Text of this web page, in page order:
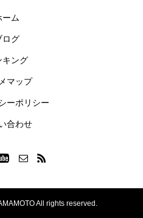
ーム
ログ
キング
マップ
ーポリシー
合わせ
All rights reserved.